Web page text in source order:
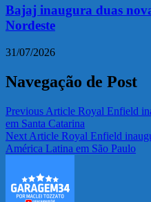
Bajaj inaugura duas
Nordeste
31/07/2026
Navegação de Post
Previous Article Royal Enfield
em Santa Catarina
Next Article Royal Enfield
América Latina em São Paulo